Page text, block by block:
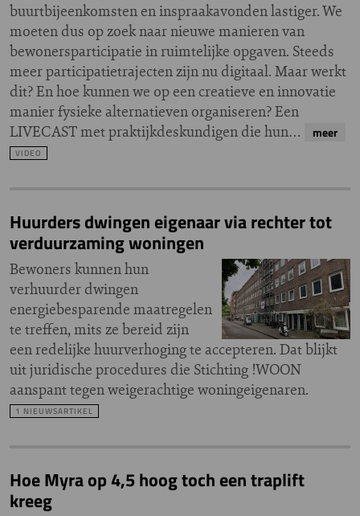
buurtbijeenkomsten en inspraakavonden lastiger. We
moeten dus op zoek naar nieuwe manieren van
bewonersparticipatie in ruimtelijke opgaven. Steeds
meer participatietrajecten zijn nu digitaal. Maar werkt
dit? En hoe kunnen we op een creatieve en innovatie
manier fysieke alternatieven organiseren? Een
LIVECAST met praktijkdeskundigen die hun…
meer
VIDEO
Huurders dwingen eigenaar via rechter tot
verduurzaming woningen
Bewoners kunnen hun
verhuurder dwingen
energiebesparende maatregelen
te treffen, mits ze bereid zijn
een redelijke huurverhoging te accepteren. Dat blijkt
uit juridische procedures die Stichting !WOON
aanspant tegen weigerachtige woningeigenaren.
1 NIEUWSARTIKEL
Hoe Myra op 4,5 hoog toch een traplift
kreeg